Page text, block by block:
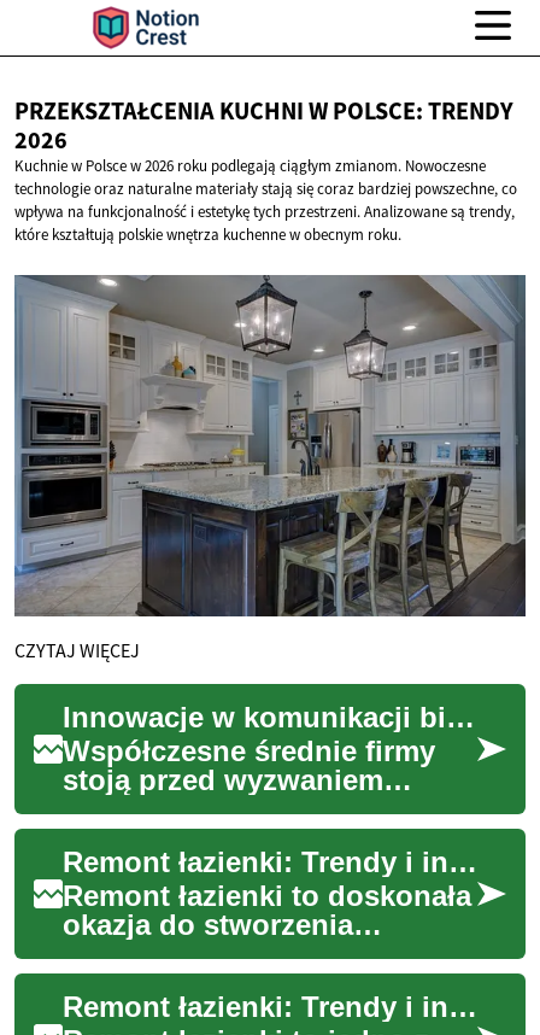
PRZEKSZTAŁCENIA KUCHNI W POLSCE:TRENDY
2026
Kuchnie w Polsce w 2026 roku podlegają ciągłym zmianom. Nowoczesne
technologie oraz naturalne materiały stają się coraz bardziej powszechne, co
wpływa na funkcjonalność i estetykę tych przestrzeni. Analizowane są trendy,
które kształtują polskie wnętrza kuchenne w obecnym roku.
CZYTAJ WIĘCEJ
Innowacje w komunikacji biznesowej dla średnich firm
Współczesne średnie firmy
stoją przed wyzwaniem
utrzymania konkurencyjności
i efektywności operacyjnej w
dynamicznym ...
Remont łazienki: Trendy i inspiracje dla Twojego wnętrza
Remont łazienki to doskonała
okazja do stworzenia
przestrzeni, która nie tylko
spełnia praktyczne funkcje,
ale także ...
Remont łazienki: Trendy i inspiracje na rok 2023